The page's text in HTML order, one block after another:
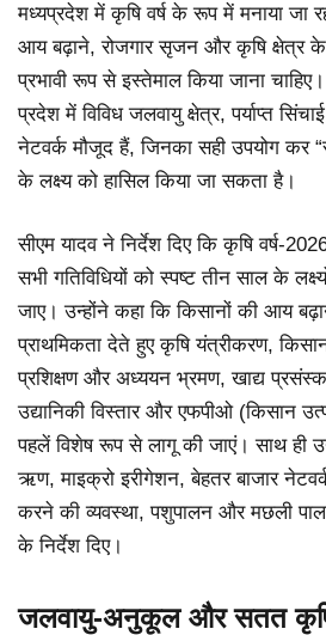
मध्यप्रदेश में कृषि वर्ष के रूप में मनाया जा
आय बढ़ाने, रोजगार सृजन और कृषि क्षेत्र
प्रभावी रूप से इस्तेमाल किया जाना
प्रदेश में विविध जलवायु क्षेत्र, पर्याप्त
नेटवर्क मौजूद हैं, जिनका सही उपयोग कर
के लक्ष्य को हासिल किया जा सकता है।
सीएम यादव ने निर्देश दिए कि कृषि वर्ष-
सभी गतिविधियों को स्पष्ट तीन साल के
जाए। उन्होंने कहा कि किसानों की आय
प्राथमिकता देते हुए कृषि यंत्रीकरण,
प्रशिक्षण और अध्ययन भ्रमण, खाद्य
उद्यानिकी विस्तार और एफपीओ (किसान
पहलें विशेष रूप से लागू की जाएं। साथ ही
ऋण, माइक्रो इरीगेशन, बेहतर बाजार
करने की व्यवस्था, पशुपालन और मछली
के निर्देश दिए।
जलवायु-अनुकूल और सतत